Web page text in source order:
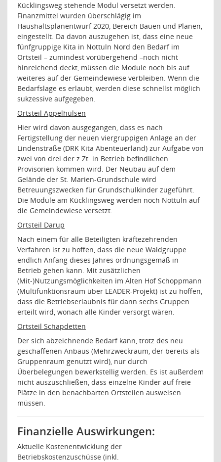
Kücklingsweg stehende Modul versetzt werden.
Finanzmittel wurden überschlägig im
Haushaltsplanentwurf 2020, Bereich Bauen und Planen,
eingestellt. Da davon auszugehen ist, dass eine neue
fünfgruppige Kita in Nottuln Nord den Bedarf im
Ortsteil – zumindest vorübergehend –noch nicht
hinreichend deckt, müssen die Module noch bis auf
weiteres auf der Gemeindewiese verbleiben. Wenn die
Bedarfslage es erlaubt, werden diese schnellst möglich
sukzessive aufgegeben.
Ortsteil Appelhülsen
Hier wird davon ausgegangen, dass es nach
Fertigstellung der neuen viergruppigen Anlage an der
Lindenstraße (DRK Kita Abenteuerland) zur Aufgabe von
zwei von drei der z.Zt. in Betrieb befindlichen
Provisorien kommen wird. Der Neubau auf dem
Gelände der St. Marien-Grundschule wird
Betreuungszwecken für Grundschulkinder zugeführt.
Die Module am Kücklingsweg werden noch Nottuln auf
die Gemeindewiese versetzt.
Ortsteil Darup
Nach einem für alle Beteiligten kräftezehrenden
Verfahren ist zu hoffen, dass die neue Waldgruppe
endlich Anfang dieses Jahres ordnungsgemäß in
Betrieb gehen kann. Mit zusätzlichen
(Mit-)Nutzungsmöglichkeiten im Alten Hof Schoppmann
(Multifunktionsraum über LEADER-Projekt) ist zu hoffen,
dass die Betriebserlaubnis für dann sechs Gruppen
erteilt wird, wonach alle Kinder versorgt wären.
Ortsteil Schapdetten
Der sich abzeichnende Bedarf kann, trotz des neu
geschaffenen Anbaus (Mehrzweckraum, der bereits als
Gruppenraum genutzt wird), nur durch
Überbelegungen bewerkstellig werden. Es ist außerdem
nicht auszuschließen, dass einzelne Kinder auf freie
Plätze in den benachbarten Ortsteilen ausweisen
müssen.
Finanzielle Auswirkungen:
Aktuelle Kostenentwicklung der
Betriebskostenzuschüsse (inkl.